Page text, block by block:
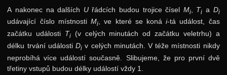
A nakonec na dalších Uřádcích budou trojice čísel Mi, Ti a Di
udávající číslo místnostiMi, ve které se konái-tá událost, čas
začátku události Ti (v celých minutách od začátku veletrhu) a
délku trvání událostiDi v celých minutách. V téže místnosti nikdy
neprobíhá více událostí současně. Slibujeme, že pro první dvě
třetiny vstupů budou délky událostí vždy 1.